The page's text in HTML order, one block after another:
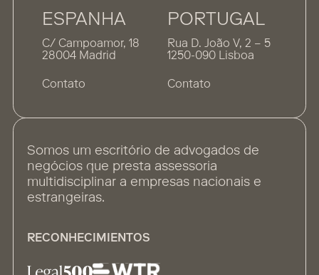
ESPANHA
C/ Campoamor, 18
28004 Madrid
Contato
PORTUGAL
Rua D. João V, 2 – 5
1250-090 Lisboa
Contato
Somos um escritório de advogados de
negócios que presta assessoria
multidisciplinar a empresas nacionais e
estrangeiras.
RECONHECIMIENTOS